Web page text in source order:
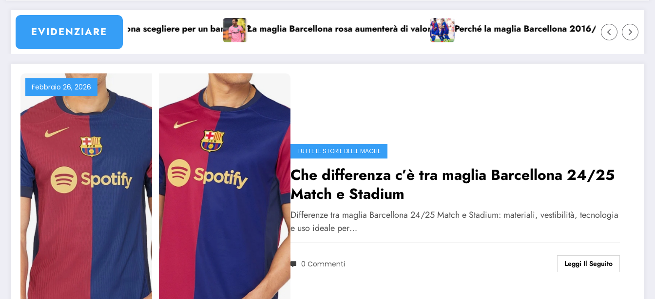
EVIDENZIARE
Barcellona?
Quale maglia Barcellona scegliere per un bambino?La maglia Barcellona rosa aumenterà di valore? Perché la maglia Barcellona 2016/17 è iconica Che
Febbraio 26, 2026
TUTTE LE STORIE DELLE MAGLIE
Che differenza c’è tra maglia Barcellona 24/25
Match e Stadium
Differenze tra maglia Barcellona 24/25 Match e Stadium: materiali, vestibilità, tecnologia
e uso ideale per…
0 Commenti Leggi Il Seguito